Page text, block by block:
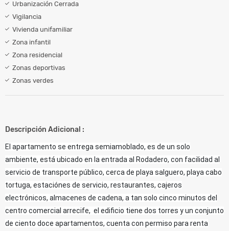
Urbanización Cerrada
Vigilancia
Vivienda unifamiliar
Zona infantil
Zona residencial
Zonas deportivas
Zonas verdes
Descripción Adicional :
El apartamento se entrega semiamoblado, es de un solo
ambiente, está ubicado en la entrada al Rodadero, con facilidad al
servicio de transporte público, cerca de playa salguero, playa cabo
tortuga, estaciónes de servicio, restaurantes, cajeros
electrónicos, almacenes de cadena, a tan solo cinco minutos del
centro comercial arrecife, el edificio tiene dos torres y un conjunto
de ciento doce apartamentos, cuenta con permiso para renta